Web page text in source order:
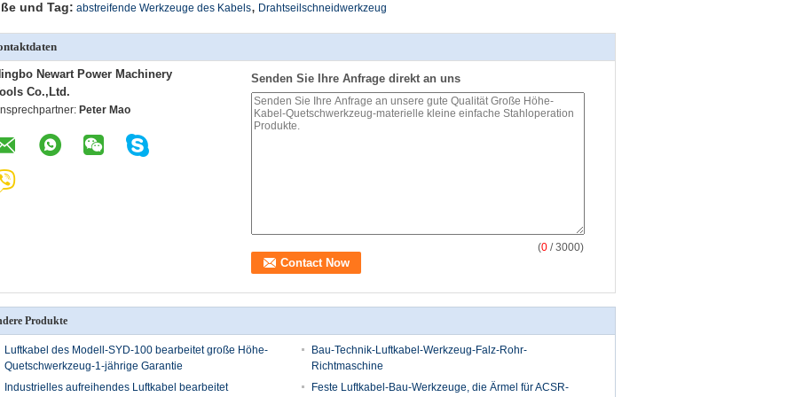
und Tag: abstreifende Werkzeuge des Kabels, Drahtseilschneidwerkzeug
Newart Power Machinery
Co.,Ltd.
Peter Mao
Senden Sie Ihre Anfrage direkt an uns
(0 / 3000)
Produkte
Luftkabel des Modell-SYD-100 bearbeitet große Höhe-
Quetschwerkzeug-1-jährige Garantie
Bau-Technik-Luftkabel-Werkzeug-Falz-Rohr-
Richtmaschine
Industrielles aufreihendes Luftkabel bearbeitet
Feste Luftkabel-Bau-Werkzeuge, die Ärmel für ACSR-